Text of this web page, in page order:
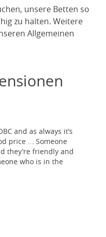
unsere Betten so
zu halten. Weitere
Allgemeinen
and as always it’s
price ... Someone
they’re friendly and
who is in the